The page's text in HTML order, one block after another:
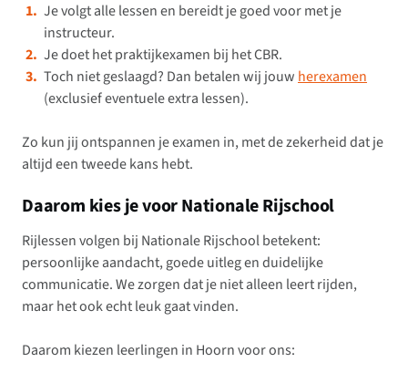
Je volgt alle lessen en bereidt je goed voor met je
instructeur.
Je doet het praktijkexamen bij het CBR.
Toch niet geslaagd? Dan betalen wij jouw herexamen
(exclusief eventuele extra lessen).
Zo kun jij ontspannen je examen in, met de zekerheid dat je
altijd een tweede kans hebt.
Daarom kies je voor Nationale Rijschool
Rijlessen volgen bij Nationale Rijschool betekent:
persoonlijke aandacht, goede uitleg en duidelijke
communicatie. We zorgen dat je niet alleen leert rijden,
maar het ook echt leuk gaat vinden.
Daarom kiezen leerlingen in Hoorn voor ons: